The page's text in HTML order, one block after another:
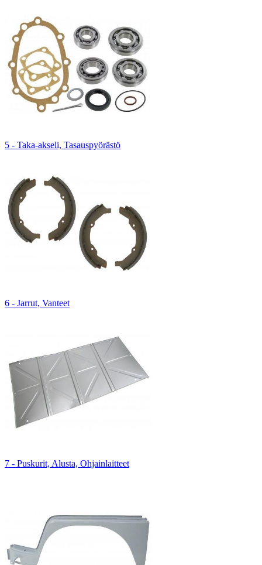
5 - Taka-akseli, Tasauspyörästö
6 - Jarrut, Vanteet
7 - Puskurit, Alusta, Ohjainlaitteet